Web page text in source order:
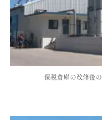
保税倉庫の改修後